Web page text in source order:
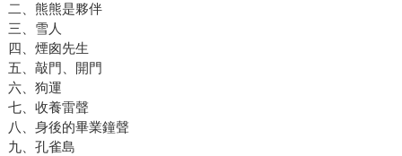
二、熊熊是夥伴
三、雪人
四、煙囪先生
五、敲門、開門
六、狗運
七、收養雷聲
八、身後的畢業鐘聲
九、孔雀島